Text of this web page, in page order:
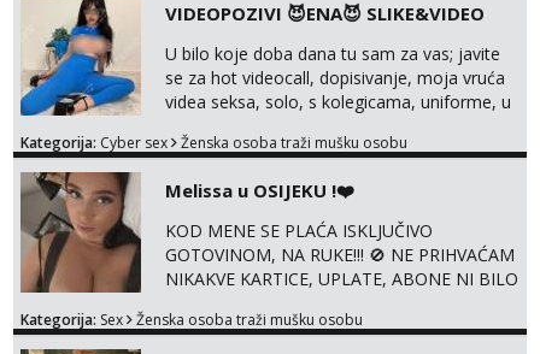
haljine, štikle, samostojeće itd. Nudim
svakakva videa seksa, pušenje, razne
lokacije, suradnje s kolegicama, fetiši..
Dopisivanje i slike također radim. NIŠTA UŽI...
VIDEOPOZIVI 😈ENA😈 SLIKE&VIDEO
U bilo koje doba dana tu sam za vas; javite
se za hot videocall, dopisivanje, moja vruća
videa seksa, solo, s kolegicama, uniforme, u
+385919977166 Telegram 👉
UŽIVO
Kategorija: Cyber sex Ženska osoba traži mušku osobu
Melissa u OSIJEKU !❤️
KOD MENE SE PLAĆA ISKLJUČIVO
GOTOVINOM, NA RUKE!!! 🚫 NE PRIHVAĆAM
NIKAKVE KARTICE, UPLATE, ABONE NI BILO
SAMO GOTOVINA!!! Moje fotografije su
Kategorija: Sex Ženska osoba traži mušku osobu